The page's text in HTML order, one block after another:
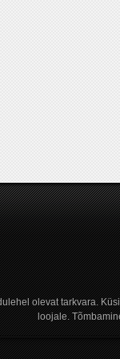
olevat tarkvara.
loojale.